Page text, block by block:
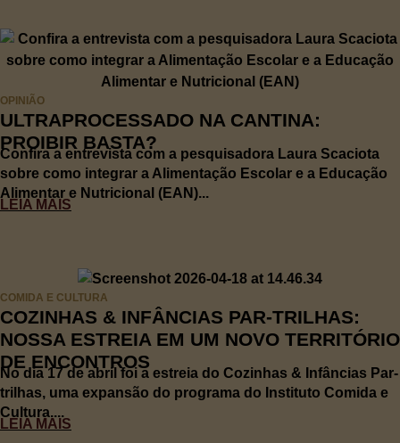
OPINIÃO
ULTRAPROCESSADO NA CANTINA:
PROIBIR BASTA?
Confira a entrevista com a pesquisadora Laura Scaciota
sobre como integrar a Alimentação Escolar e a Educação
Alimentar e Nutricional (EAN)...
LEIA MAIS
COMIDA E CULTURA
COZINHAS & INFÂNCIAS PAR-TRILHAS:
NOSSA ESTREIA EM UM NOVO TERRITÓRIO
DE ENCONTROS
No dia 17 de abril foi a estreia do Cozinhas & Infâncias Par-
trilhas, uma expansão do programa do Instituto Comida e
Cultura....
LEIA MAIS